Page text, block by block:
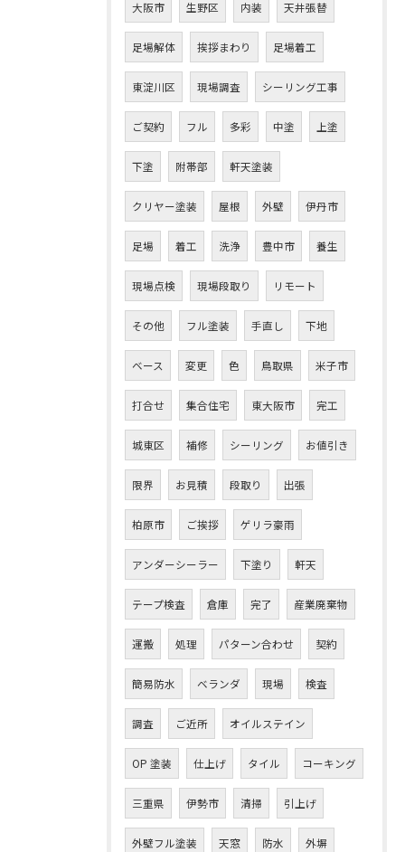
大阪市 生野区 内装 天井張替
足場解体 挨拶まわり 足場着工
東淀川区 現場調査 シーリング工事
ご契約 フル 多彩 中塗 上塗
下塗 附帯部 軒天塗装
クリヤー塗装 屋根 外壁 伊丹市
足場 着工 洗浄 豊中市 養生
現場点検 現場段取り リモート
その他 フル塗装 手直し 下地
ベース 変更 色 鳥取県 米子市
打合せ 集合住宅 東大阪市 完工
城東区 補修 シーリング お値引き
限界 お見積 段取り 出張
柏原市 ご挨拶 ゲリラ豪雨
アンダーシーラー 下塗り 軒天
テープ検査 倉庫 完了 産業廃棄物
運搬 処理 パターン合わせ 契約
簡易防水 ベランダ 現場 検査
調査 ご近所 オイルステイン
OP 塗装 仕上げ タイル コーキング
三重県 伊勢市 清掃 引上げ
外壁フル塗装 天窓 防水 外塀
お問い合わせはこちら